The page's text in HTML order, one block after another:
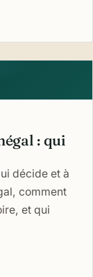
: qui
décide et à
comment
et qui